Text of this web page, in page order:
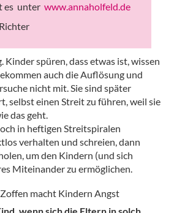
es unter www.annaholfeld.de
Kinder spüren, dass etwas ist, wissen
auch die Auflösung und
nicht mit. Sie sind später
selbst einen Streit zu führen, weil sie
das geht.
in heftigen Streitspiralen
verhalten und schreien, dann
um den Kindern (und sich
Miteinander zu ermöglichen.
macht Kindern Angst